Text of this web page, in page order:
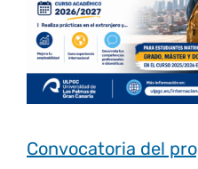
Convocatoria del